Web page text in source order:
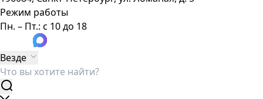
Режим работы
Пн. – Пт.: с 10 до 18
Везде